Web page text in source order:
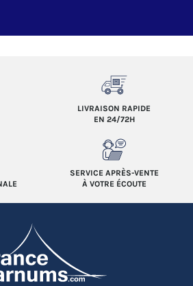
LIVRAISON RAPIDE
EN 24/72H
SERVICE APRÈS-VENTE
À VOTRE ÉCOUTE